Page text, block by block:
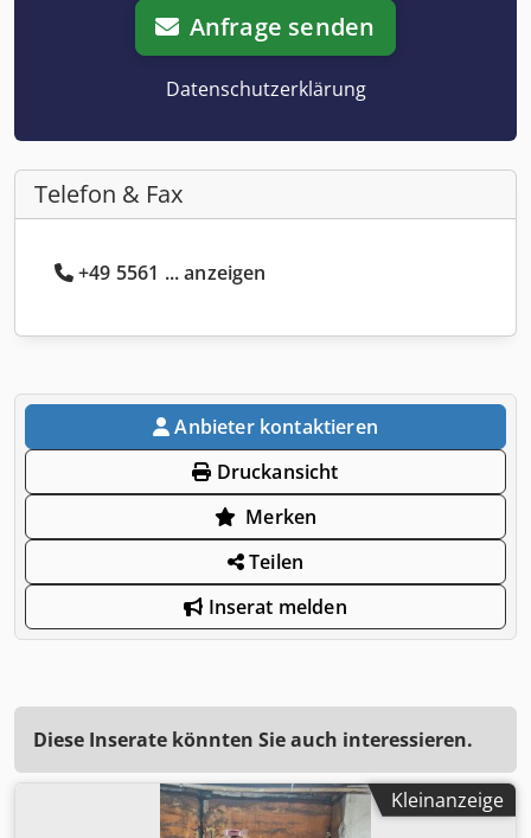
Anfrage senden
Datenschutzerklärung
Telefon & Fax
+49 5561 ... anzeigen
Anbieter kontaktieren
Druckansicht
Merken
Teilen
Inserat melden
Diese Inserate könnten Sie auch interessieren.
Kleinanzeige